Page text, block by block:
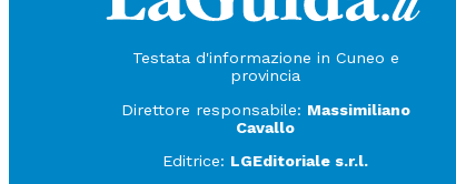
Testata d'informazione in Cuneo e
provincia
Direttore responsabile: Massimiliano
Cavallo
Editrice: LGEditoriale s.r.l.